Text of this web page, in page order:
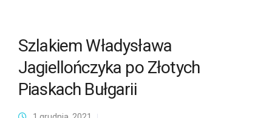
Szlakiem Władysława
Jagiellończyka po Złotych
Piaskach Bułgarii